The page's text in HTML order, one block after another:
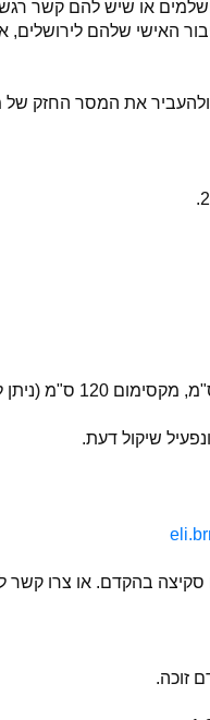
או שיש להם קשר
האישי שלהם לירושלים,
ולהעביר את המסר החזק של
שיקול דעת.
בהקדם. או צרו קשר
זוכה.